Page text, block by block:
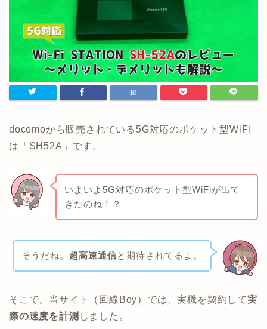
docomoから販売されている5G対応のポケット型WiFi
は「SH52A」です。
いよいよ5G対応のポケット型WiFiが出て
きたのね！？
そうだね。 超高速通信と期待されてるよ。
そこで、当サイト（回線Boy）では、実機を契約して実
際の速度を計測 しました。